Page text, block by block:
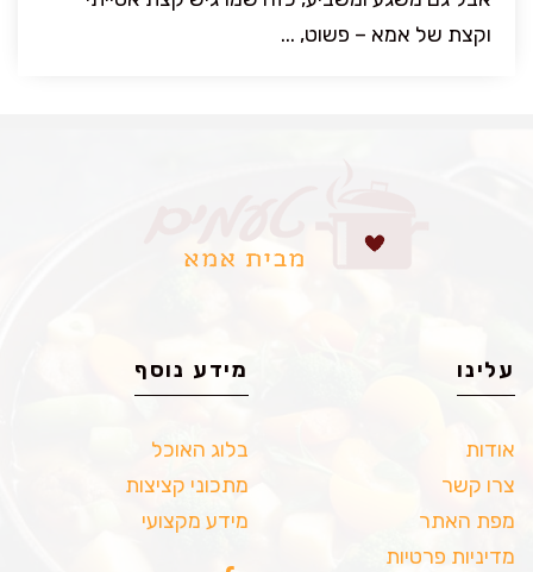
וקצת של אמא – פשוט, ...
עלינו
אודות
צרו קשר
מפת האתר
מדיניות פרטיות
מידע נוסף
בלוג האוכל
מתכוני קציצות
מידע מקצועי